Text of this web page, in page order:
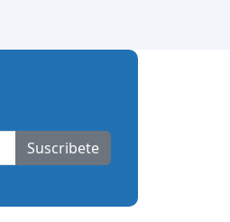
Suscribete